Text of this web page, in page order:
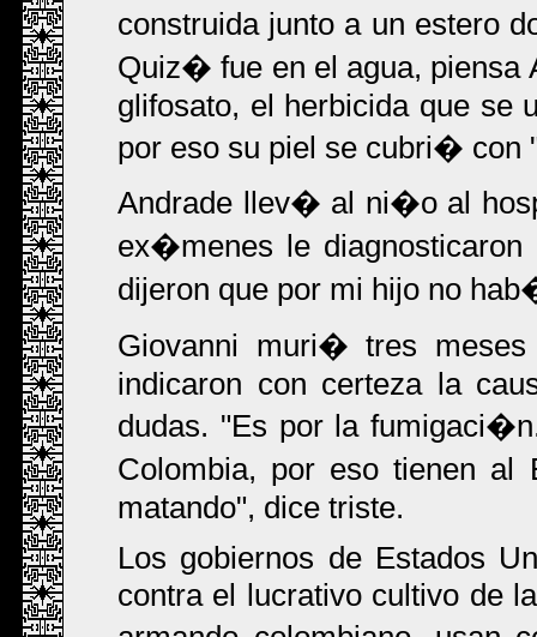
construida junto a un estero
Quiz� fue en el agua, piensa
glifosato, el herbicida que se
por eso su piel se cubri� con
Andrade llev� al ni�o al
ex�menes le
dijeron que por mi hijo no
Giovanni muri� tres
indicaron con certeza la
dudas. "Es por la
Colombia, por eso tienen
matando", dice triste.
Los gobiernos de Estados
contra el lucrativo cultivo de